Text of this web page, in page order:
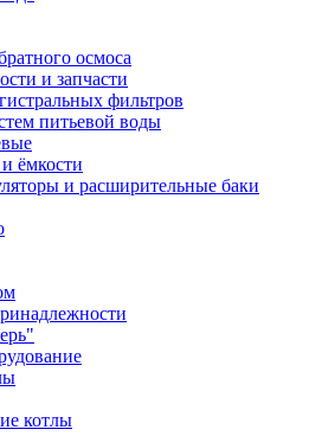
осмоса
и запчасти
фильтров
питьевой воды
ёмкости
и расширительные баки
котлы